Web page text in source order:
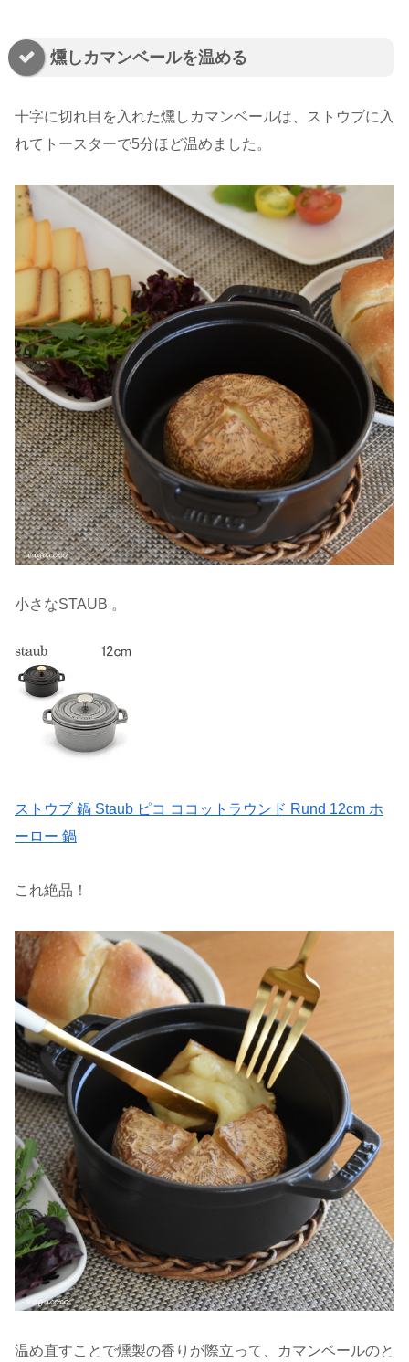
燻しカマンベールを温める
十字に切れ目を入れた燻しカマンベールは、ストウブに入
れてトースターで5分ほど温めました。
小さなSTAUB 。
ストウブ 鍋 Staub ピコ ココットラウンド Rund 12cm ホ
ーロー 鍋
これ絶品！
温め直すことで燻製の香りが際立って、カマンベールのと